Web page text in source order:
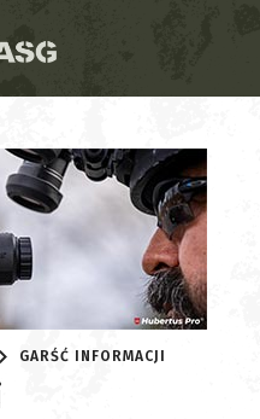
GARŚĆ INFORMACJI